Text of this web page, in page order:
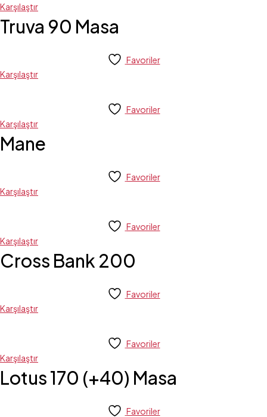
Karşılaştır
Truva 90 Masa
Favoriler
Karşılaştır
Favoriler
Karşılaştır
Mane
Favoriler
Karşılaştır
Favoriler
Karşılaştır
Cross Bank 200
Favoriler
Karşılaştır
Favoriler
Karşılaştır
Lotus 170 (+40) Masa
Favoriler